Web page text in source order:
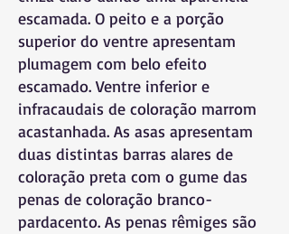
escamada. O peito e a porção
superior do ventre apresentam
plumagem com belo efeito
escamado. Ventre inferior e
infracaudais de coloração marrom
acastanhada. As asas apresentam
duas distintas barras alares de
coloração preta com o gume das
penas de coloração branco-
pardacento. As penas rêmiges são